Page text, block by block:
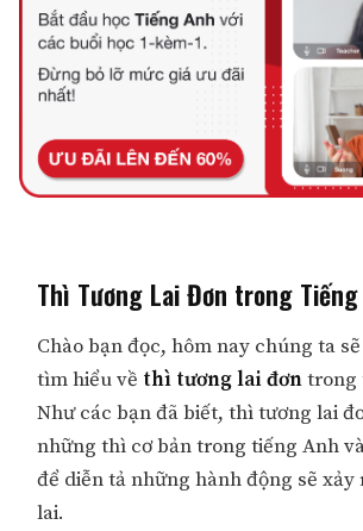
Thì Tương Lai Đơn trong
Chào bạn đọc, hôm nay chúng ta
tìm hiểu về thì tương lai đơntrong
Như các bạn đã biết, thì tương lai
những thì cơ bản trong tiếng Anh
để diễn tả những hành động sẽ
lai.